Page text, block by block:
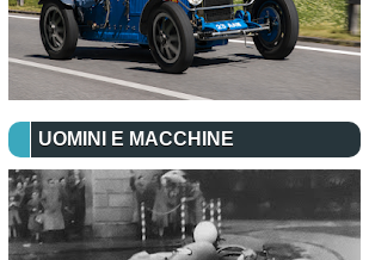
UOMINI E MACCHINE